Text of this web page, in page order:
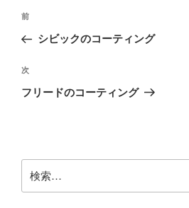
投
ナ
ビ
ゲ
ン
前
の
稿
前
シビックのコーティング
次
の
次
フリードのコーティング
索: